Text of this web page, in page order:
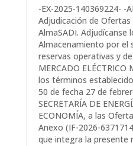
-EX-2025-140369224- -
Adjudicación de
AlmaSADI. Adjudícanse
Almacenamiento por el
reservas operativas y
MERCADO ELÉCTRICO
los términos
50 de fecha 27 de
SECRETARÍA DE
ECONOMÍA, a las
Anexo (IF-2026-
que integra la presente